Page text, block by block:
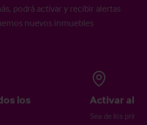
podrá activar y recibir alertas
nuevos inmuebles
los
Activar
Sea de los